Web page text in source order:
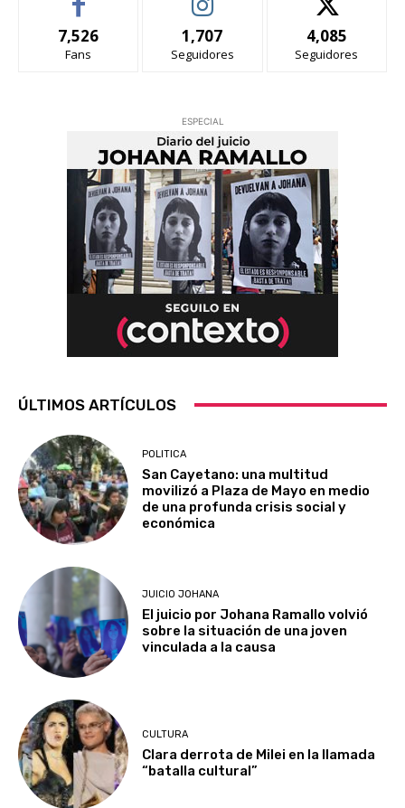
7,526
Fans
1,707
Seguidores
4,085
Seguidores
ESPECIAL
ÚLTIMOS ARTÍCULOS
POLITICA
San Cayetano: una multitud
movilizó a Plaza de Mayo en medio
de una profunda crisis social y
económica
JUICIO JOHANA
El juicio por Johana Ramallo volvió
sobre la situación de una joven
vinculada a la causa
CULTURA
Clara derrota de Milei en la llamada
“batalla cultural”